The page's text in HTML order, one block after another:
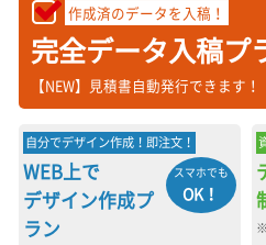
作成済のデータを入稿！
完全データ入稿プ
【NEW】見積書自動発行できます！
自分でデザイン作成！即注文！
スマホでも
OK！
WEB上で
デザイン作成プ
ラン